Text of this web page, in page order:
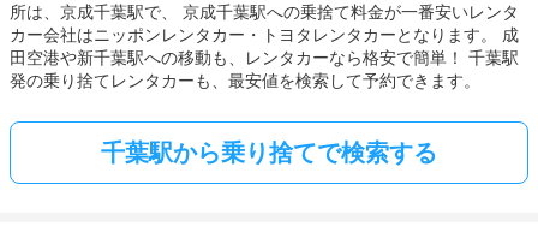
所は、京成千葉駅で、 京成千葉駅への乗捨て料金が一番安いレンタ
カー会社はニッポンレンタカー・トヨタレンタカーとなります。 成
田空港や新千葉駅への移動も、レンタカーなら格安で簡単！ 千葉駅
発の乗り捨てレンタカーも、最安値を検索して予約できます。
千葉駅から乗り捨てで検索する